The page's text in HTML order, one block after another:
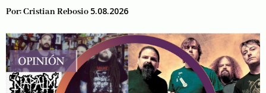
Por:Cristian Rebosio 5.08.2026